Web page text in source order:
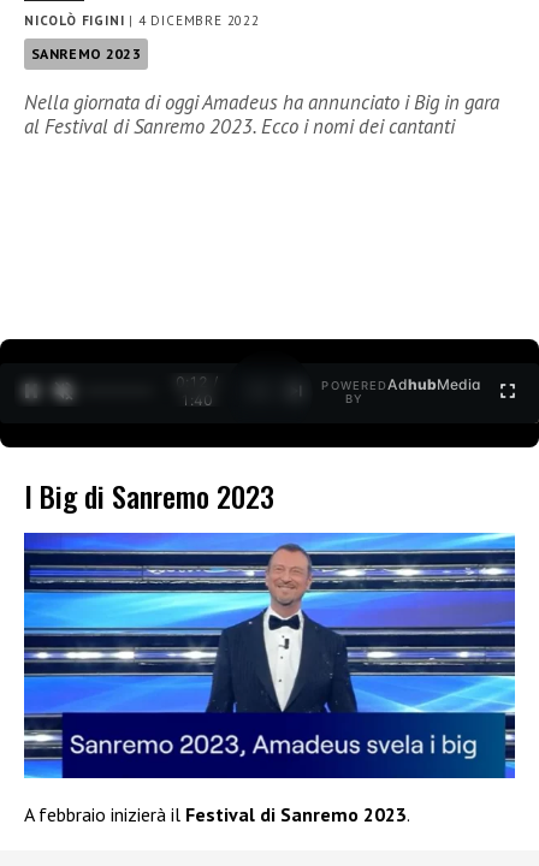
NICOLÒ FIGINI | 4 DICEMBRE 2022
SANREMO 2023
Nella giornata di oggi Amadeus ha annunciato i Big in gara
al Festival di Sanremo 2023. Ecco i nomi dei cantanti
0:12 /
1:40
POWERED
BY
AdhubMedia
I Big di Sanremo 2023
A febbraio inizierà il Festival di Sanremo 2023.